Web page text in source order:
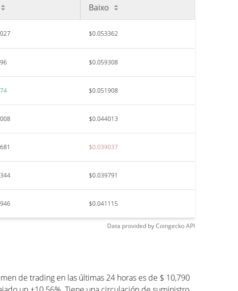
Baixo
$0.053362
$0.059308
$0.051908
$0.044013
$0.039037
$0.039791
$0.041115
Data provided byCoingeckoAPI
de trading en las últimas 24 horas es de $ 10,790